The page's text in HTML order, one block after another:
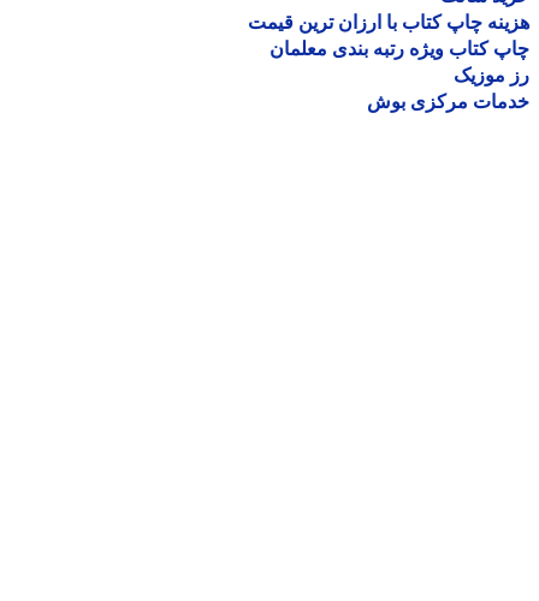
چاپ کتاب با ارزان ترین قیمت
کتاب ویژه رتبه بندی معلمان
موزیک
مرکزی بوش